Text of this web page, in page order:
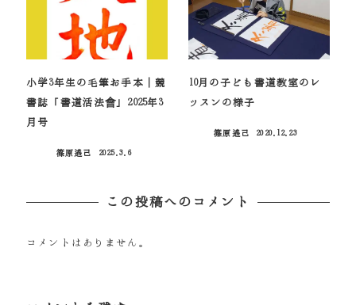
小学3年生の毛筆お手本｜競
書誌「書道活法會」2025年3
月号
篠原遙己
2025.3.6
10月の子ども書道教室のレ
ッスンの様子
篠原遙己
2020.12.23
この投稿へのコメント
コメントはありません。